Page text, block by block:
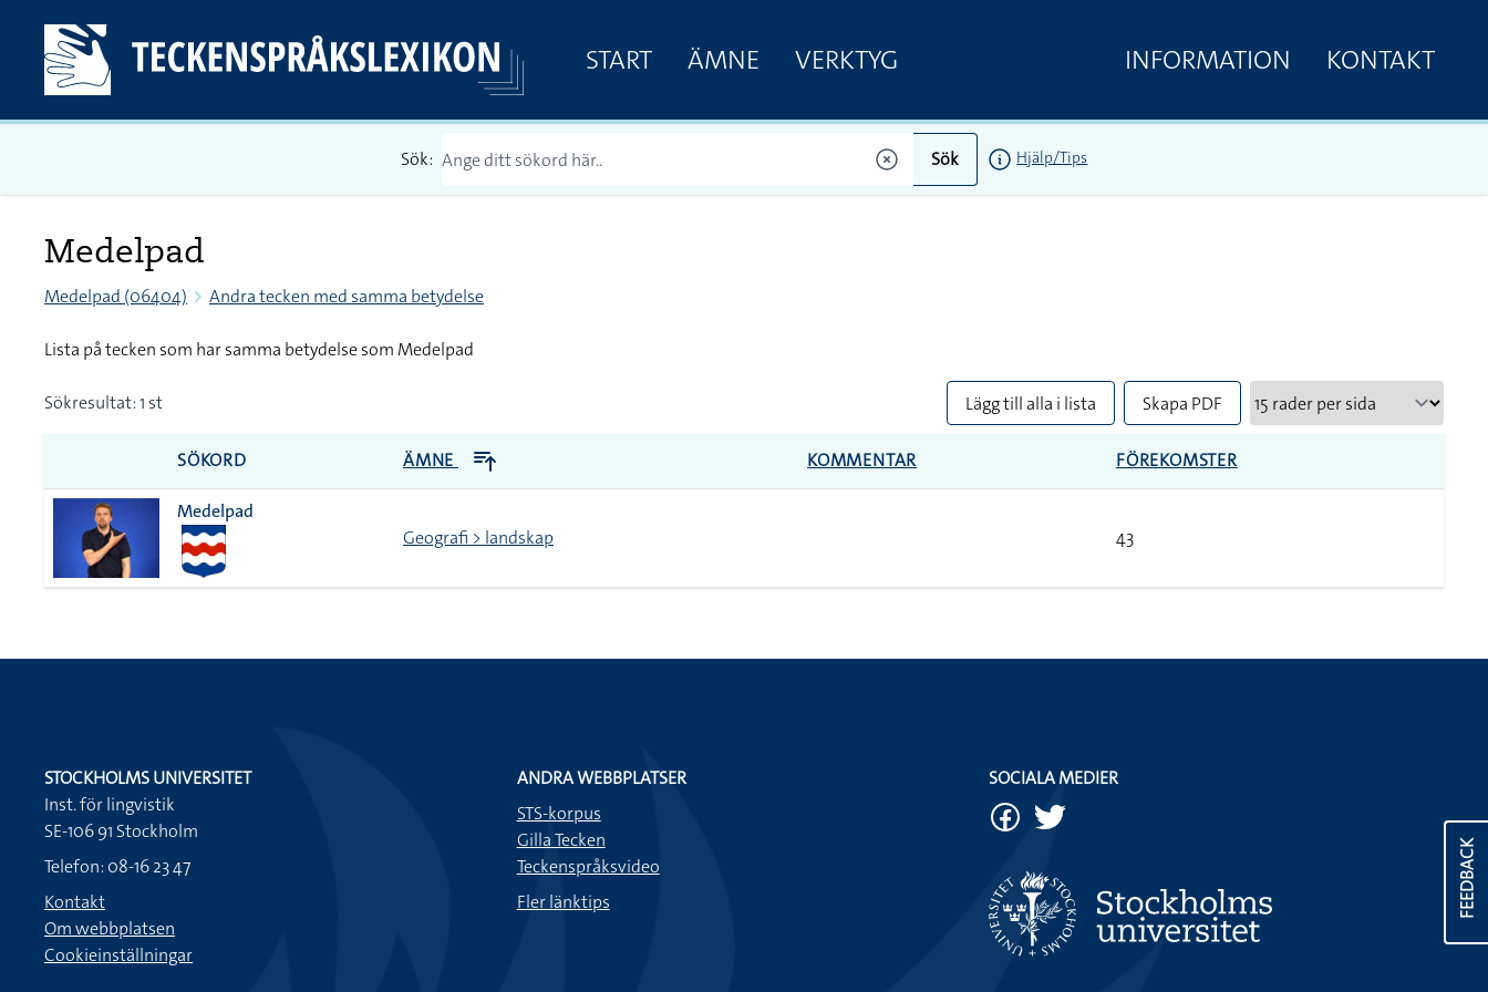
START ÄMNE VERKTYG INFORMATION KONTAKT
Sök: Sök Hjälp/Tips
Medelpad
Medelpad (06404) Andra tecken med samma betydelse
Lista på tecken som har samma betydelse som Medelpad
Sökresultat: 1 st Lägg till alla i lista Skapa PDF
SÖKORD ÄMNE KOMMENTAR FÖREKOMSTER
Medelpad
Geografi > landskap
43
FEEDBACK
STOCKHOLMS UNIVERSITET
Inst. för lingvistik
SE-106 91 Stockholm
Telefon: 08-16 23 47
Kontakt
Om webbplatsen
Cookieinställningar
ANDRA WEBBPLATSER
STS-korpus
Gilla Tecken
Teckenspråksvideo
Fler länktips
SOCIALA MEDIER